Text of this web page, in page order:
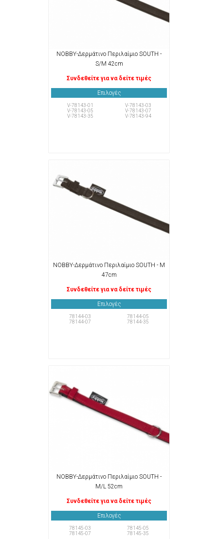
NOBBY-Δερμάτινο Περιλαίμιο SOUTH -
S/M 42cm
Συνδεθείτε για να δείτε τιμές
Επιλογές
V-78143-01
V-78143-03
V-78143-05
V-78143-07
V-78143-35
V-78143-94
NOBBY-Δερμάτινο Περιλαίμιο SOUTH - Μ
47cm
Συνδεθείτε για να δείτε τιμές
Επιλογές
78144-03
78144-05
78144-07
78144-35
NOBBY-Δερμάτινο Περιλαίμιο SOUTH -
M/L 52cm
Συνδεθείτε για να δείτε τιμές
Επιλογές
78145-03
78145-05
78145-07
78145-35